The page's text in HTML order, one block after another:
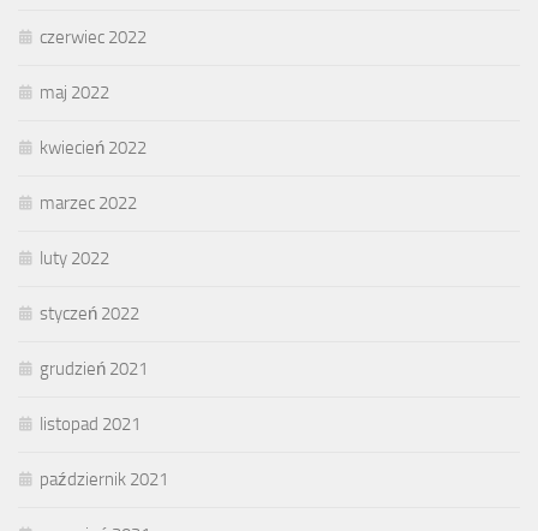
czerwiec 2022
maj 2022
kwiecień 2022
marzec 2022
luty 2022
styczeń 2022
grudzień 2021
listopad 2021
październik 2021